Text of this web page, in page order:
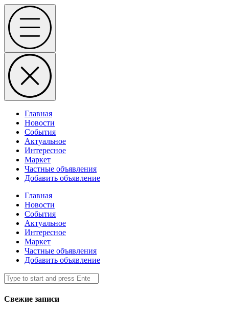
Skip
content
Menu
Главная
Новости
События
Актуальное
Интересное
Маркет
Частные объявления
Добавить объявление
Главная
Новости
События
Актуальное
Интересное
Маркет
Частные объявления
Добавить объявление
Search
for:
Submit
Свежие записи